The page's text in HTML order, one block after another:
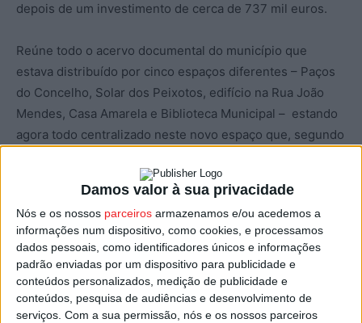
Damos valor à sua privacidade
Nós e os nossos parceiros armazenamos e/ou acedemos a
informações num dispositivo, como cookies, e processamos
dados pessoais, como identificadores únicos e informações
padrão enviadas por um dispositivo para publicidade e
conteúdos personalizados, medição de publicidade e
conteúdos, pesquisa de audiências e desenvolvimento de
serviços. Com a sua permissão, nós e os nossos parceiros
depois de um investimento de cerca de 737 mil euros.
Reúne todo o acervo documental do município que
estava distribuído por cinco espaços diferentes – Paços
do Concelho, Solar dos Peixotos, edifício na Rua João
Mendes, Casa Amarela e Biblioteca Municipal – estando
agora todo centralizado neste novo espaço que, segundo
receção, gestão, manutenção e conservação dos
documentos.
São quatro salas de arquivo que guardam toda a
documentação alusiva aos processos de urbanização e
edificação do município de Viseu, num espaço com cerca
de 1.253 metros quadrados.